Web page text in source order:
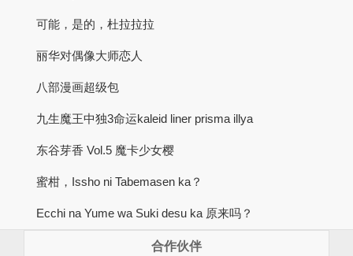
可能，是的，杜拉拉拉
丽华对偶像大师恋人
八部漫画超级包
九生魔王中独3命运kaleid liner prisma illya
东谷芽香 Vol.5 魔卡少女樱
蜜柑，Issho ni Tabemasen ka？
Ecchi na Yume wa Suki desu ka 原来吗？
合作伙伴